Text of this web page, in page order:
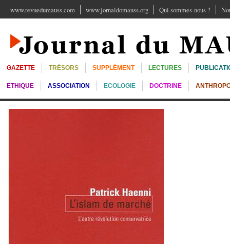
www.revuedumauss.com www.jornaldomauss.org Qui sommes-nous ?
GAZETTE TRÉSORS SUPPLÉMENT LECTURES
ETHIQUE ASSOCIATION ECOLOGIE DOCTRINE